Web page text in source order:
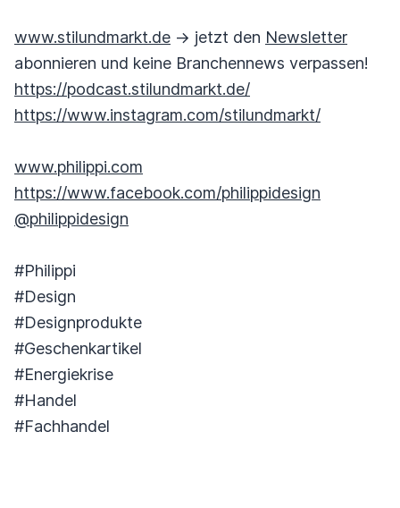
www.stilundmarkt.de -> jetzt den Newsletter
abonnieren und keine Branchennews verpassen!
https://podcast.stilundmarkt.de/
https://www.instagram.com/stilundmarkt/
www.philippi.com
https://www.facebook.com/philippidesign
@philippidesign
#Philippi
#Design
#Designprodukte
#Geschenkartikel
#Energiekrise
#Handel
#Fachhandel